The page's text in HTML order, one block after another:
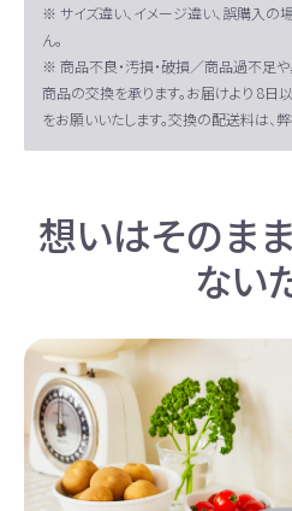
※ サイズ違い、イメージ違い、誤購入
ん。
※ 商品不良・汚損・破損／商品過不足
商品の交換を承ります。お届けより 8日
をお願いいたします。交換の配送料は、
想いはそのま
ない